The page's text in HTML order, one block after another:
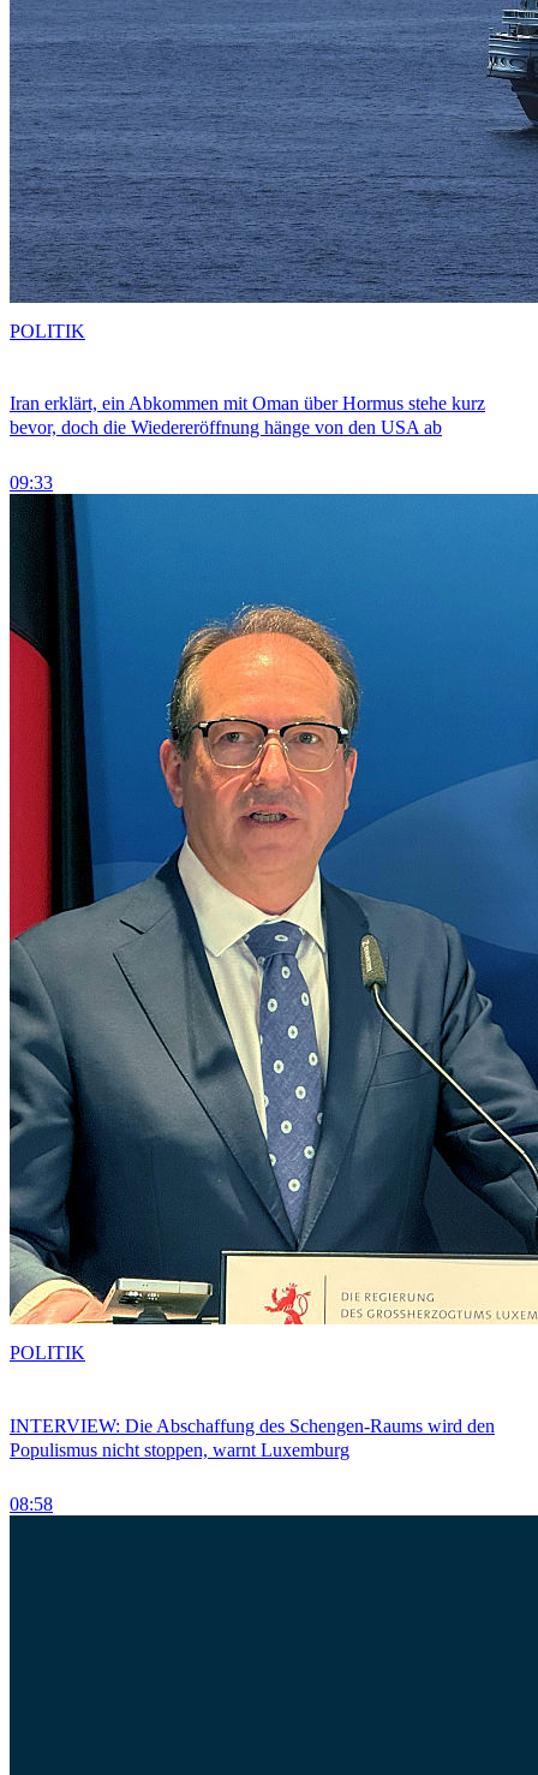
Iran erklärt, ein Abkommen mit Oman über Hormus stehe kurz
bevor, doch die Wiedereröffnung hänge von den USA ab
09:33
POLITIK
INTERVIEW: Die Abschaffung des Schengen-Raums wird den
Populismus nicht stoppen, warnt Luxemburg
08:58
POLITIK